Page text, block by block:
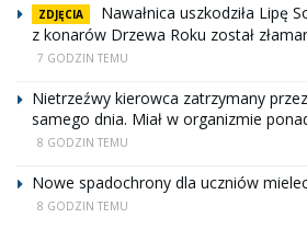
ZDJĘCIA
Nawałnica uszkodziła Lipę
z konarów Drzewa Roku został
7 GODZIN TEMU
Nietrzeźwy kierowca zatrzymany
samego dnia. Miał w organizmie
8 GODZIN TEMU
Nowe spadochrony dla uczniów
8 GODZIN TEMU